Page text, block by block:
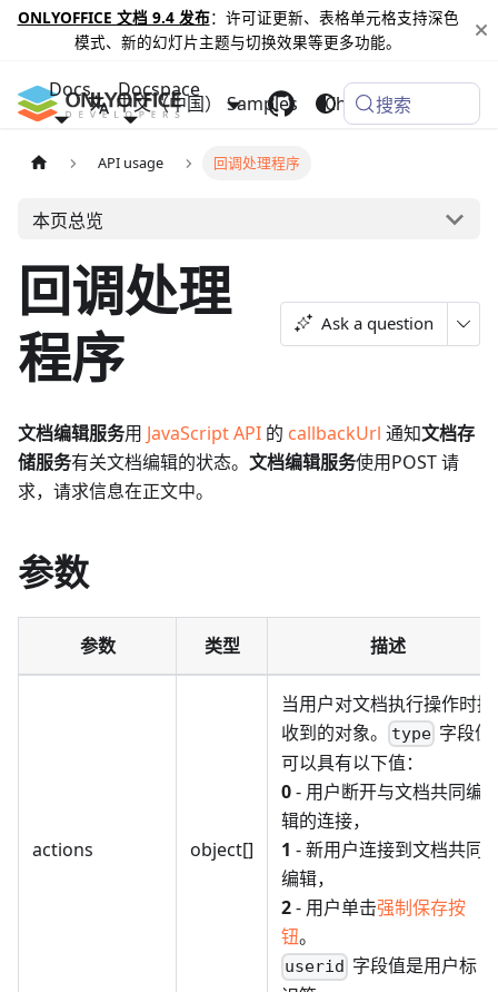
ONLYOFFICE 文档 9.4 发布：许可证更新、表格单元格支持深色
模式、新的幻灯片主题与切换效果等更多功能。
Docs Docspace
Samples Changelog
中文（中国） 搜索
API usage 回调处理程序
本页总览
回调处理
程序
Ask a question
文档编辑服务用 JavaScript API 的 callbackUrl 通知文档存
储服务有关文档编辑的状态。 文档编辑服务使用POST 请
求，请求信息在正文中。
参数
参数 类型 描述
actions object[]
当用户对文档执行操作时接
收到的对象。
type 字段值
可以具有以下值：
0- 用户断开与文档共同编
辑的连接，
1 - 新用户连接到文档共同
编辑，
2- 用户单击强制保存按
钮。
userid 字段值是用户标